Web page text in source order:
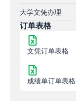
大学文凭办理
订单表格
文凭订单表格
成绩单订单表格